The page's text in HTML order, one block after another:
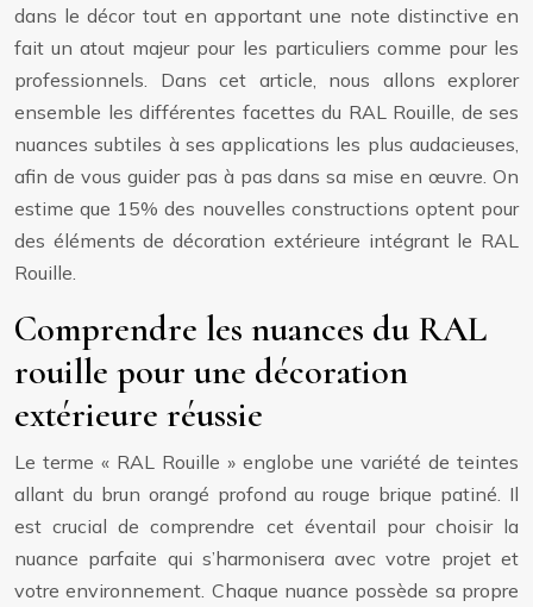
dans le décor tout en apportant une note distinctive en
fait un atout majeur pour les particuliers comme pour les
professionnels. Dans cet article, nous allons explorer
ensemble les différentes facettes du RAL Rouille, de ses
nuances subtiles à ses applications les plus audacieuses,
afin de vous guider pas à pas dans sa mise en œuvre. On
estime que 15% des nouvelles constructions optent pour
des éléments de décoration extérieure intégrant le RAL
Rouille.
Comprendre les nuances du RAL
rouille pour une décoration
extérieure réussie
Le terme « RAL Rouille » englobe une variété de teintes
allant du brun orangé profond au rouge brique patiné. Il
est crucial de comprendre cet éventail pour choisir la
nuance parfaite qui s’harmonisera avec votre projet et
votre environnement. Chaque nuance possède sa propre